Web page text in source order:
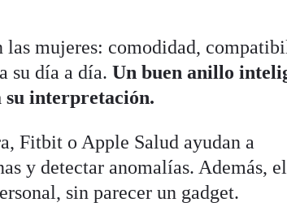
las mujeres: comodidad,
su día a día.Un buen anillo
su interpretación.
Fitbit o Apple Salud ayudan a
y detectar anomalías. Además, el
sin parecer un gadget.